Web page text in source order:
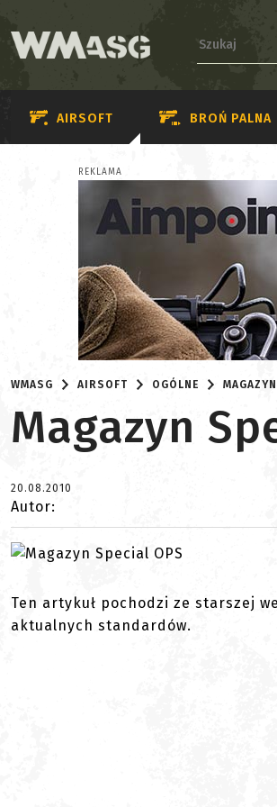
AIRSOFT BROŃ PALNA
REKLAMA
WMASG AIRSOFT OGÓLNE
Magazyn
20.08.2010
Autor:
Ten artykuł pochodzi ze starszej
aktualnych standardów.